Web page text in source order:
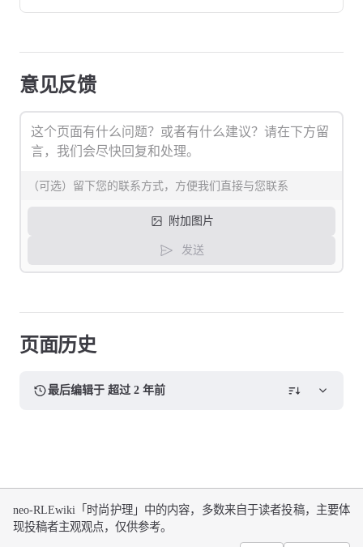
意见反馈
附加图片
发送
页面历史
最后编辑于 超过 2 年前
neo-RLEwiki「时尚护理」中的内容，多数来自于读者投稿，主要体
现投稿者主观观点，仅供参考。